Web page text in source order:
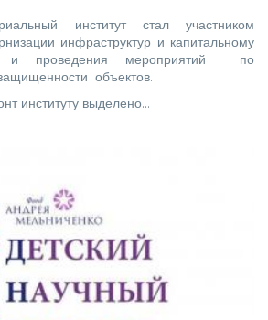
институт стал участником
инфраструктур и капитальному
и проведения мероприятий по
объектов.
институту выделено…